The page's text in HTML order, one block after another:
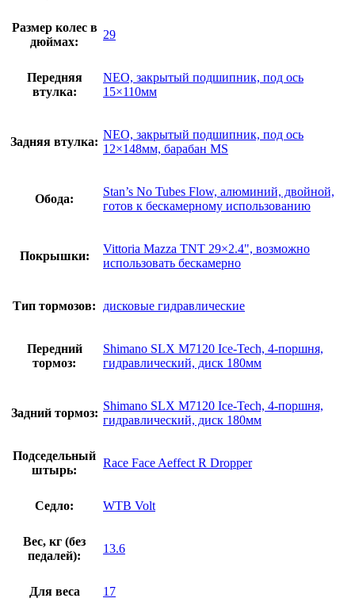
Размер колес в
дюймах:
29
Передняя
втулка:
NEO, закрытый подшипник, под ось
15×110мм
Задняя втулка:
NEO, закрытый подшипник, под ось
12×148мм, барабан MS
Обода:
Stan’s No Tubes Flow, алюминий, двойной,
готов к бескамерному использованию
Покрышки:
Vittoria Mazza TNT 29×2.4", возможно
использовать бескамерно
Тип тормозов: дисковые гидравлические
Передний
тормоз:
Shimano SLX M7120 Ice-Tech, 4-поршня,
гидравлический, диск 180мм
Задний тормоз:
Shimano SLX M7120 Ice-Tech, 4-поршня,
гидравлический, диск 180мм
Подседельный
штырь:
Race Face Aeffect R Dropper
Седло: WTB Volt
Вес, кг (без
педалей):
13.6
Для весa 17